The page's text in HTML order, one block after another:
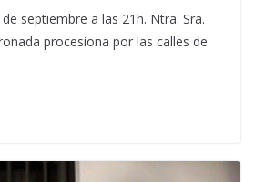
septiembre a las 21h. Ntra. Sra.
procesiona por las calles de